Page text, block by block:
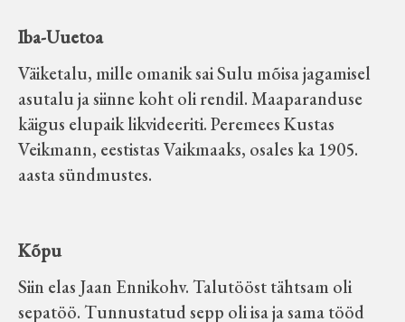
Iba-Uuetoa
Väiketalu, mille omanik sai Sulu mõisa jagamisel
asutalu ja siinne koht oli rendil. Maaparanduse
käigus elupaik likvideeriti. Peremees Kustas
Veikmann, eestistas Vaikmaaks, osales ka 1905.
aasta sündmustes.
Kõpu
Siin elas Jaan Ennikohv. Talutööst tähtsam oli
sepatöö. Tunnustatud sepp oli isa ja sama tööd